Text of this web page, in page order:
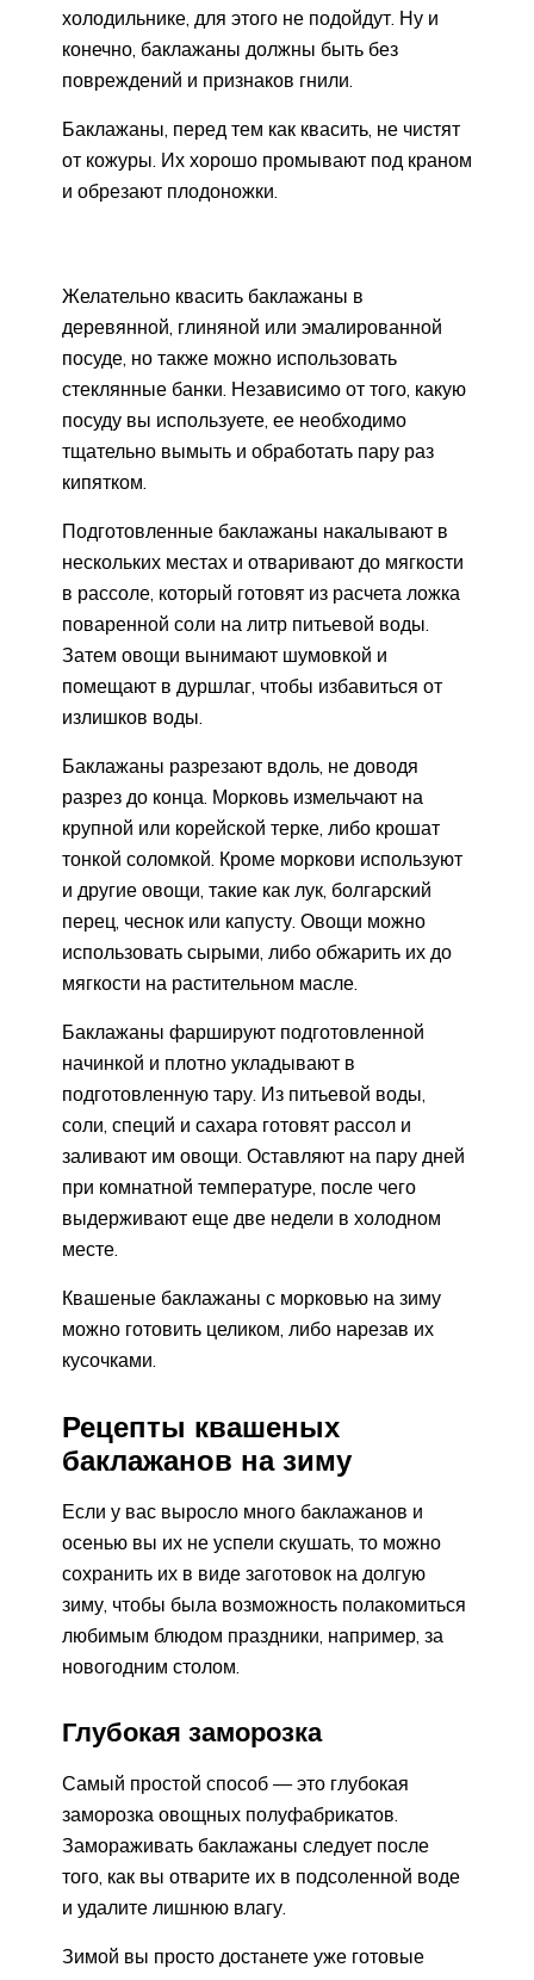
холодильнике, для этого не подойдут. Ну и
конечно, баклажаны должны быть без
повреждений и признаков гнили.
Баклажаны, перед тем как квасить, не чистят
от кожуры. Их хорошо промывают под краном
и обрезают плодоножки.
Желательно квасить баклажаны в
деревянной, глиняной или эмалированной
посуде, но также можно использовать
стеклянные банки. Независимо от того, какую
посуду вы используете, ее необходимо
тщательно вымыть и обработать пару раз
кипятком.
Подготовленные баклажаны накалывают в
нескольких местах и отваривают до мягкости
в рассоле, который готовят из расчета ложка
поваренной соли на литр питьевой воды.
Затем овощи вынимают шумовкой и
помещают в дуршлаг, чтобы избавиться от
излишков воды.
Баклажаны разрезают вдоль, не доводя
разрез до конца. Морковь измельчают на
крупной или корейской терке, либо крошат
тонкой соломкой. Кроме моркови используют
и другие овощи, такие как лук, болгарский
перец, чеснок или капусту. Овощи можно
использовать сырыми, либо обжарить их до
мягкости на растительном масле.
Баклажаны фаршируют подготовленной
начинкой и плотно укладывают в
подготовленную тару. Из питьевой воды,
соли, специй и сахара готовят рассол и
заливают им овощи. Оставляют на пару дней
при комнатной температуре, после чего
выдерживают еще две недели в холодном
месте.
Квашеные баклажаны с морковью на зиму
можно готовить целиком, либо нарезав их
кусочками.
Рецепты квашеных
баклажанов на зиму
Если у вас выросло много баклажанов и
осенью вы их не успели скушать, то можно
сохранить их в виде заготовок на долгую
зиму, чтобы была возможность полакомиться
любимым блюдом праздники, например, за
новогодним столом.
Глубокая заморозка
Самый простой способ — это глубокая
заморозка овощных полуфабрикатов.
Замораживать баклажаны следует после
того, как вы отварите их в подсоленной воде
и удалите лишнюю влагу.
Зимой вы просто достанете уже готовые